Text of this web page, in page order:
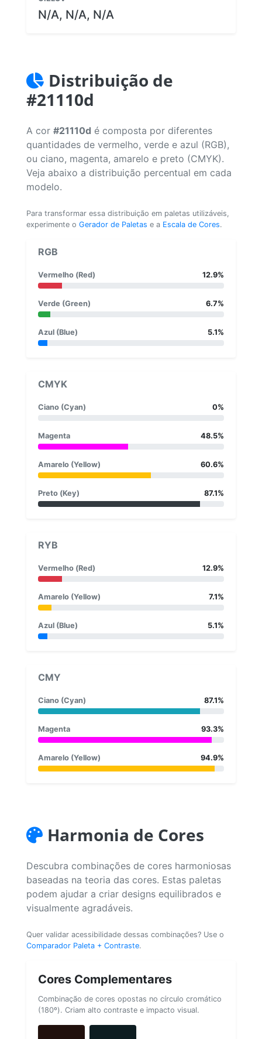
N/A, N/A, N/A
Distribuição de
#21110d
A cor #21110d é composta por diferentes
quantidades de vermelho, verde e azul (RGB),
ou ciano, magenta, amarelo e preto (CMYK).
Veja abaixo a distribuição percentual em cada
modelo.
Para transformar essa distribuição em paletas utilizáveis,
experimente o Gerador de Paletas e a Escala de Cores.
RGB
Vermelho (Red) 12.9%
Verde (Green) 6.7%
Azul (Blue) 5.1%
CMYK
Ciano (Cyan) 0%
Magenta 48.5%
Amarelo (Yellow) 60.6%
Preto (Key) 87.1%
RYB
Vermelho (Red) 12.9%
Amarelo (Yellow) 7.1%
Azul (Blue) 5.1%
CMY
Ciano (Cyan) 87.1%
Magenta 93.3%
Amarelo (Yellow) 94.9%
Harmonia de Cores
Descubra combinações de cores harmoniosas
baseadas na teoria das cores. Estas paletas
podem ajudar a criar designs equilibrados e
visualmente agradáveis.
Quer validar acessibilidade dessas combinações? Use o
Comparador Paleta + Contraste.
Cores Complementares
Combinação de cores opostas no círculo cromático
(180º). Criam alto contraste e impacto visual.